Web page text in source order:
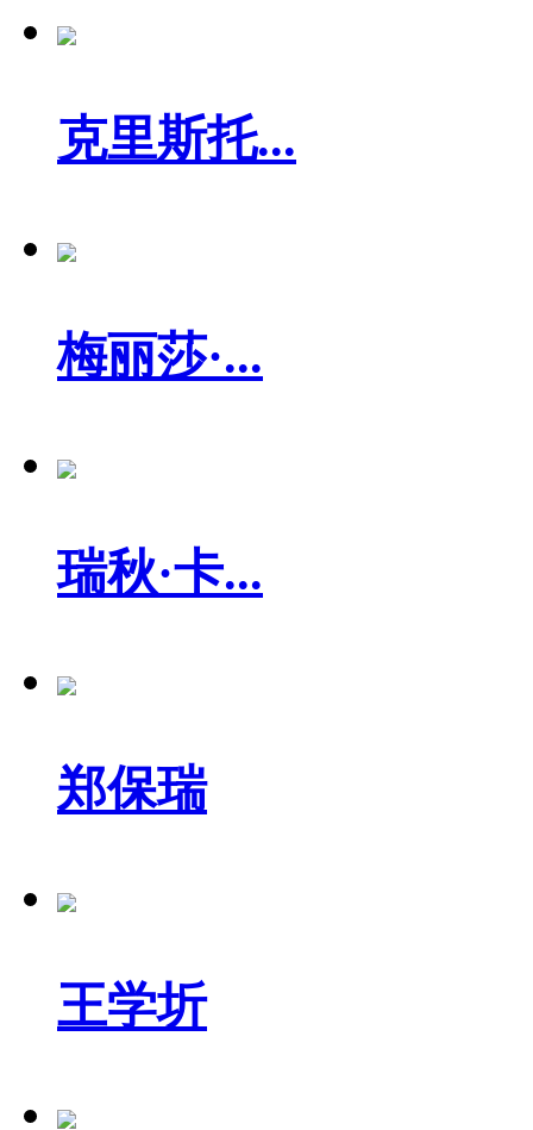
克里斯托...
梅丽莎·...
瑞秋·卡...
郑保瑞
王学圻